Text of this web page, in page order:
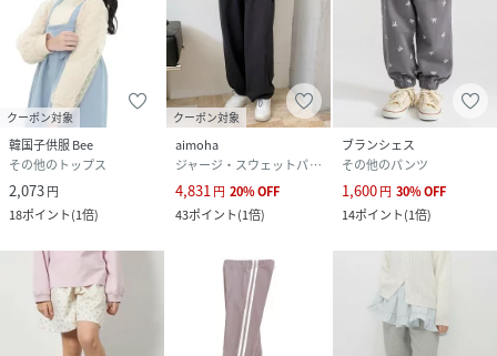
クーポン対象
韓国子供服 Bee
その他のトップス
2,073円
18ポイント(1倍)
クーポン対象
aimoha
ジャージ・スウェットパンツ
4,831円 20%OFF
43ポイント(1倍)
ブランシェス
その他のパンツ
1,600円 30%OFF
14ポイント(1倍)